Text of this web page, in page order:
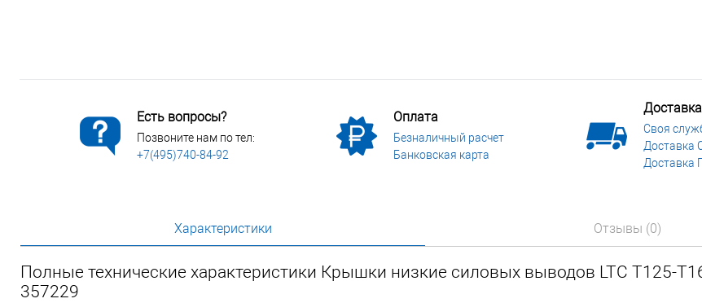
Есть вопросы?
Позвоните нам по тел:
+7(495)740-84-92
Оплата
Безналичный расчет
Банковская карта
Доставка
Своя
Доставка
Доставка
Характеристики Отзывы (0)
Полные технические характеристики Крышки низкие силовых выводов LTC T125-
357229